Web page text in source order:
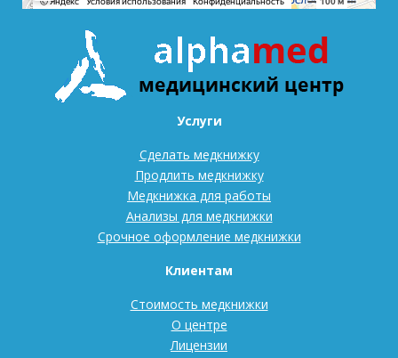
Услуги
Сделать медкнижку
Продлить медкнижку
Медкнижка для работы
Анализы для медкнижки
Срочное оформление медкнижки
Клиентам
Стоимость медкнижки
О центре
Лицензии